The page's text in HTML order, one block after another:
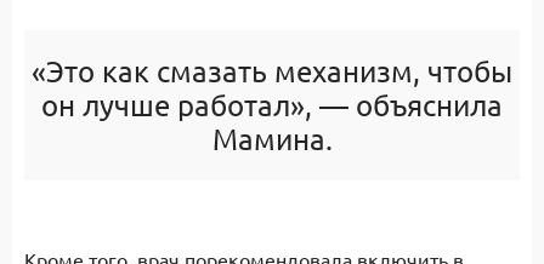
«Это как смазать механизм, чтобы
он лучше работал», — объяснила
Мамина.
Кроме того, врач порекомендовала включить в